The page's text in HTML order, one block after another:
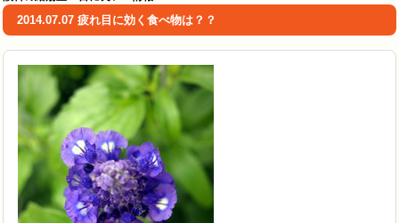
2014.07.07 疲れ目に効く食べ物は？？